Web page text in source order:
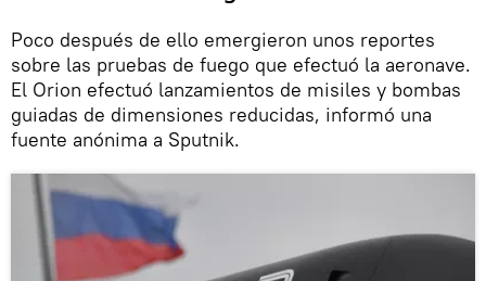
Poco después de ello emergieron unos reportes
sobre las pruebas de fuego que efectuó la aeronave.
El Orion efectuó lanzamientos de misiles y bombas
guiadas de dimensiones reducidas, informó una
fuente anónima a Sputnik.